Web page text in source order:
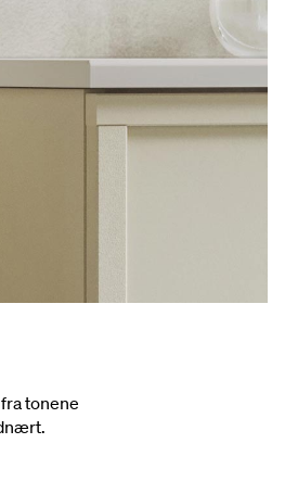
tonene